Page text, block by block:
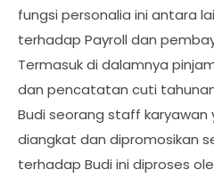
fungsi personalia ini antara
terhadap Payroll dan
Termasuk di dalamnya
dan pencatatan cuti
Budi seorang staff karyawan
diangkat dan dipromosikan
terhadap Budi ini diproses